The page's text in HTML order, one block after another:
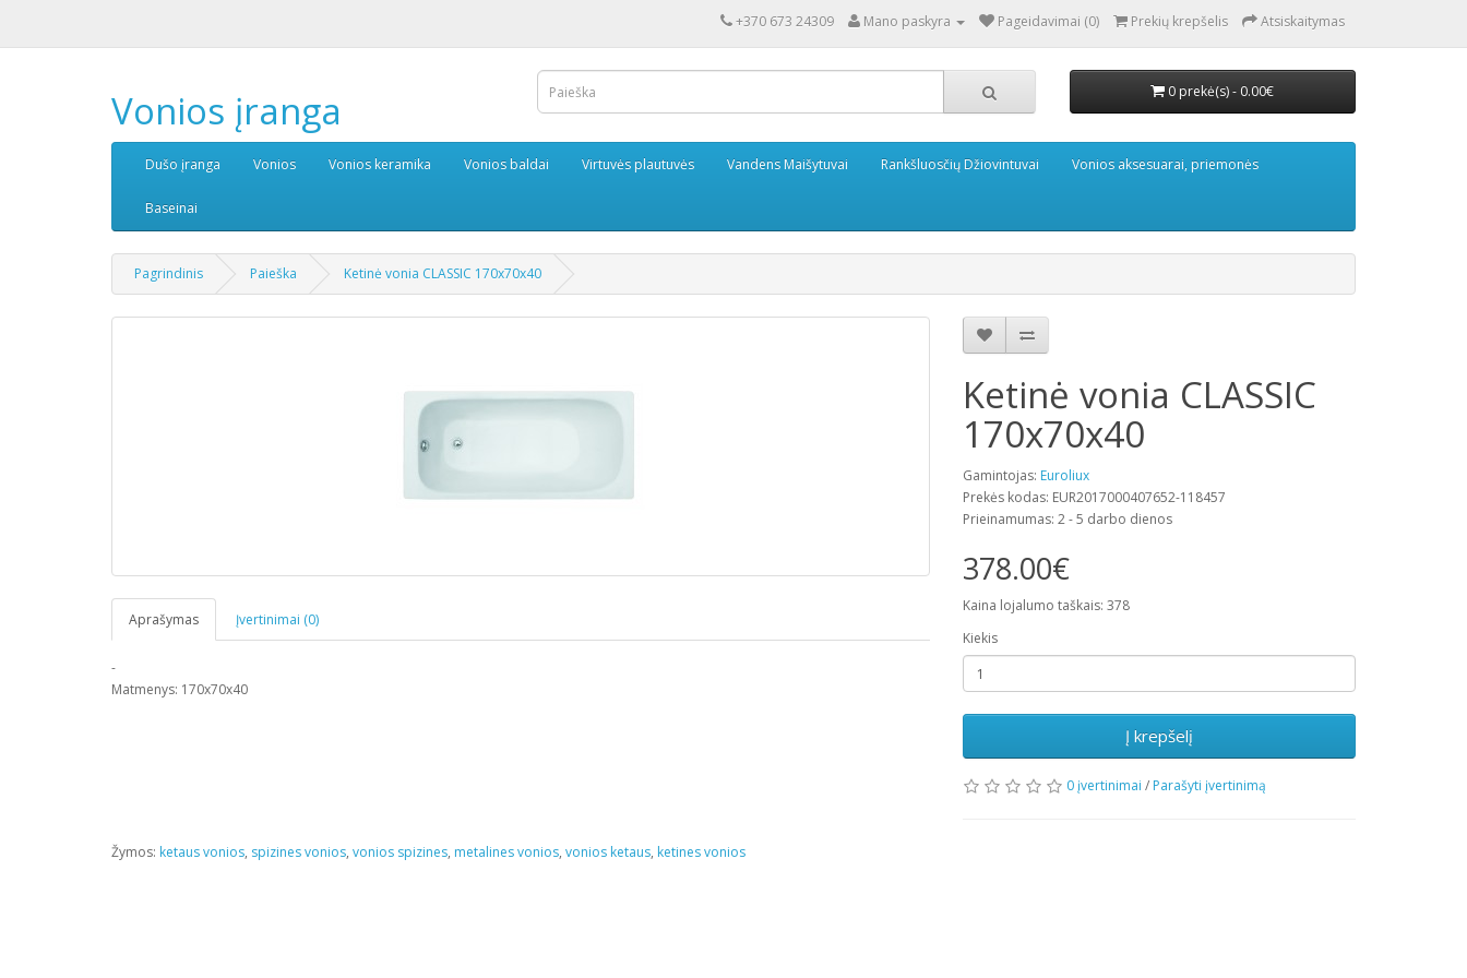
+370 673 24309 Mano paskyra Pageidavimai (0) Prekių krepšelis Atsiskaitymas
Vonios įranga 0 prekė(s) - 0.00€
Dušo įranga Vonios Vonios keramika Vonios baldai Virtuvės plautuvės Vandens Maišytuvai Rankšluosčių Džiovintuvai Vonios aksesuarai, priemonės
Baseinai
Pagrindinis Paieška Ketinė vonia CLASSIC 170x70x40
Aprašymas Įvertinimai (0)
-
Matmenys: 170x70x40
Ketinė vonia CLASSIC
170x70x40
Gamintojas: Euroliux
Prekės kodas: EUR2017000407652-118457
Prieinamumas: 2 - 5 darbo dienos
378.00€
Kaina lojalumo taškais: 378
Kiekis
Į krepšelį
0 įvertinimai / Parašyti įvertinimą
Žymos: ketaus vonios, spizines vonios, vonios spizines, metalines vonios, vonios ketaus, ketines vonios